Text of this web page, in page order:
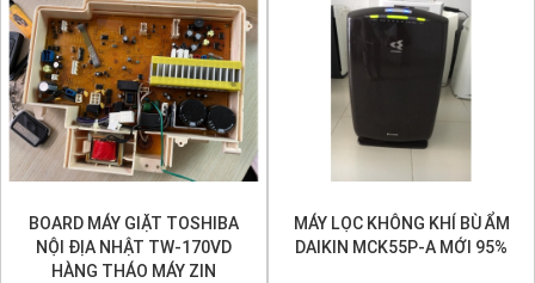
BOARD MÁY GIẶT TOSHIBA
NỘI ĐỊA NHẬT TW-170VD
HÀNG THÁO MÁY ZIN
MÁY LỌC KHÔNG KHÍ BÙ ẨM
DAIKIN MCK55P-A MỚI 95%